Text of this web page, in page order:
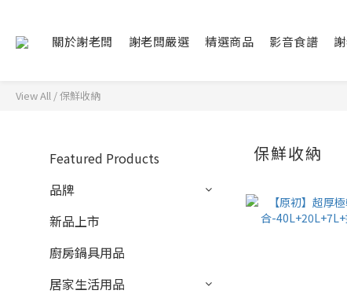
關於謝老闆 謝老闆嚴選 精選商品 影音食譜
View All /保鮮收納
Featured Products
品牌
新品上市
廚房鍋具用品
居家生活用品
保鮮收納